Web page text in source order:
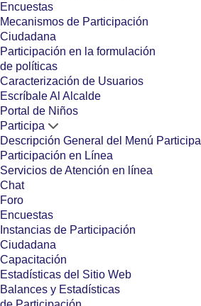
Encuestas
Mecanismos de Participación
Ciudadana
Participación en la formulación
de políticas
Caracterización de Usuarios
Escríbale Al Alcalde
Portal de Niños
Participa
Descripción General del Menú Participa
Participación en Línea
Servicios de Atención en línea
Chat
Foro
Encuestas
Instancias de Participación
Ciudadana
Capacitación
Estadísticas del Sitio Web
Balances y Estadísticas